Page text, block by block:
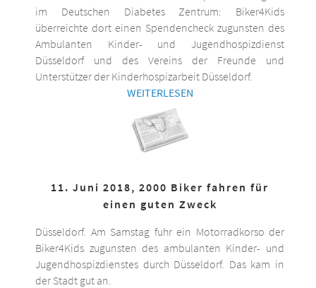
im Deutschen Diabetes Zentrum: Biker4Kids
überreichte dort einen Spendencheck zugunsten des
Ambulanten Kinder- und Jugendhospizdienst
Düsseldorf und des Vereins der Freunde und
Unterstützer der Kinderhospizarbeit Düsseldorf.
WEITERLESEN
11. Juni 2018, 2000 Biker fahren für
einen guten Zweck
Düsseldorf. Am Samstag fuhr ein Motorradkorso der
Biker4Kids zugunsten des ambulanten Kinder- und
Jugendhospizdienstes durch Düsseldorf. Das kam in
der Stadt gut an.